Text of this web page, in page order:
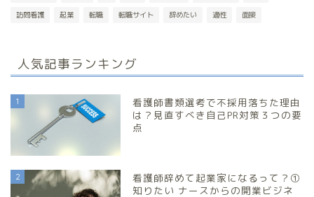
訪問看護 起業 転職 転職サイト 辞めたい 適性 面接
人気記事ランキング
1
看護師書類選考で不採用落ちた理由
は？見直すべき自己PR対策３つの要
点
2
看護師辞めて起業家になるって？①
知りたい ナースからの開業ビジネ